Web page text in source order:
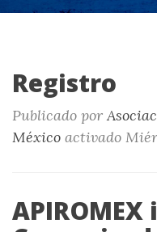
Registro
Publicado por
México activado